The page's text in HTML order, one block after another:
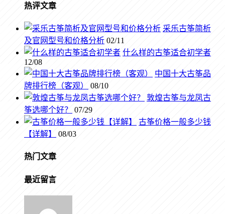
热评文章
采乐古筝简析
及官网型号和价格分析 02/11
什么样的古筝适合初学者
12/08
中国十大古筝品
牌排行榜（客观）
08/10
敦煌古筝与龙凤古
筝选哪个好？
07/29
古筝价格一般多少钱
【详解】
08/03
热门文章
最近留言